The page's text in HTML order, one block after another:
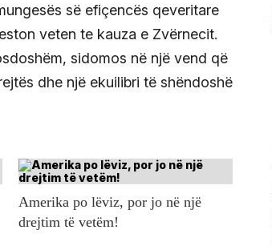
së efiçencës qeveritare
veten te kauza e Zvërnecit.
sidomos në një vend që
dhe një ekuilibri të shëndoshë
Amerika po lëviz, por jo në një
drejtim të vetëm!